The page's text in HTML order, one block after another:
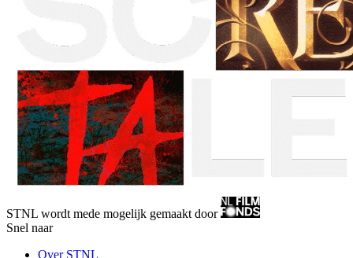
STNL wordt mede mogelijk gemaakt door
Snel naar
Over STNL